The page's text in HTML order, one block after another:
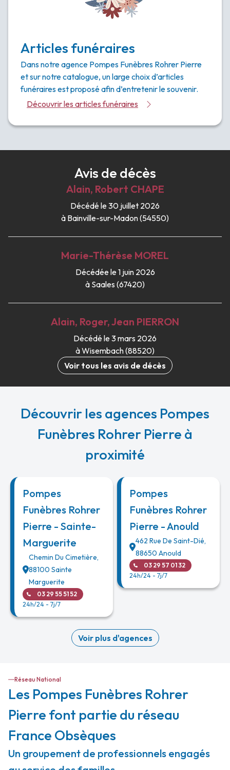
Articles funéraires
Dans notre agence Pompes Funèbres Rohrer Pierre
et sur notre catalogue, un large choix d’articles
funéraires est proposé afin d’entretenir le souvenir.
Découvrir les articles funéraires
Avis de décès
Alain, Robert CHAPE
Décédé le 30 juillet 2026
à Bainville-sur-Madon (54550)
Marie-Thérèse MOREL
Décédée le 1 juin 2026
à Saales (67420)
Alain, Roger, Jean PIERRON
Décédé le 3 mars 2026
à Wisembach (88520)
Voir tous les avis de décès
Découvrir les agences Pompes
Funèbres Rohrer Pierre à
proximité
Pompes
Funèbres Rohrer
Pierre - Sainte-
Marguerite
Chemin Du Cimetière,
88100 Sainte
Marguerite
03 29 55 51 52
24h/24 - 7j/7
Pompes
Funèbres Rohrer
Pierre - Anould
462 Rue De Saint-Dié,
88650 Anould
03 29 57 01 32
24h/24 - 7j/7
Voir plus d'agences
Réseau National
Les Pompes Funèbres Rohrer
Pierre font partie du réseau
France Obsèques
Un groupement de professionnels engagés